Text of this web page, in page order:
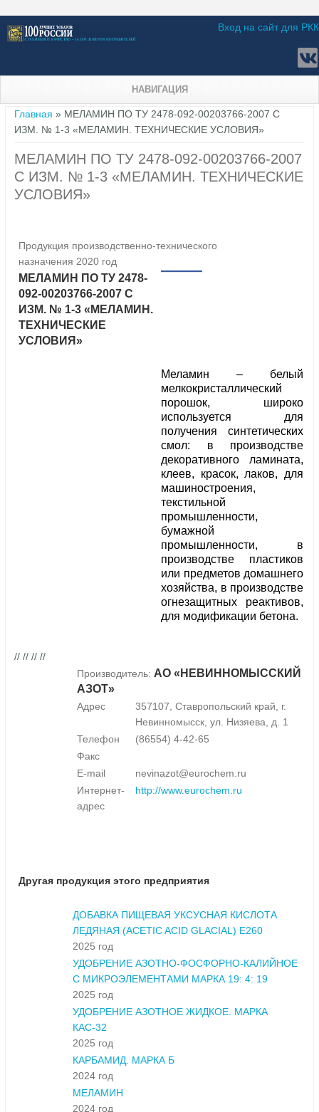
Вход на сайт для РКК
НАВИГАЦИЯ
Вы здесь
Главная » МЕЛАМИН ПО ТУ 2478-092-00203766-2007 С
ИЗМ. № 1-3 «МЕЛАМИН. ТЕХНИЧЕСКИЕ УСЛОВИЯ»
МЕЛАМИН ПО ТУ 2478-092-00203766-2007
С ИЗМ. № 1-3 «МЕЛАМИН. ТЕХНИЧЕСКИЕ
УСЛОВИЯ»
Продукция производственно-технического
назначения 2020 год
МЕЛАМИН ПО ТУ 2478-
092-00203766-2007 С
ИЗМ. № 1-3 «МЕЛАМИН.
ТЕХНИЧЕСКИЕ
УСЛОВИЯ»
Меламин – белый
мелкокристаллический
порошок, широко
используется для
получения синтетических
смол: в производстве
декоративного ламината,
клеев, красок, лаков, для
машиностроения,
текстильной
промышленности,
бумажной
промышленности, в
производстве пластиков
или предметов домашнего
хозяйства, в производстве
огнезащитных реактивов,
для модификации бетона.
// // // //
Производитель: АО «НЕВИННОМЫССКИЙ
АЗОТ»
Адрес
357107, Ставропольский край, г.
Невинномысск, ул. Низяева, д. 1
Телефон
(86554) 4-42-65
Факс
E-mail
nevinazot@eurochem.ru
Интернет-
адрес
http://www.eurochem.ru
Другая продукция этого предприятия
ДОБАВКА ПИЩЕВАЯ УКСУСНАЯ КИСЛОТА
ЛЕДЯНАЯ (ACETIC ACID GLACIAL) E260
2025 год
УДОБРЕНИЕ АЗОТНО-ФОСФОРНО-КАЛИЙНОЕ
С МИКРОЭЛЕМЕНТАМИ МАРКА 19: 4: 19
2025 год
УДОБРЕНИЕ АЗОТНОЕ ЖИДКОЕ. МАРКА
КАС-32
2025 год
КАРБАМИД. МАРКА Б
2024 год
МЕЛАМИН
2024 год